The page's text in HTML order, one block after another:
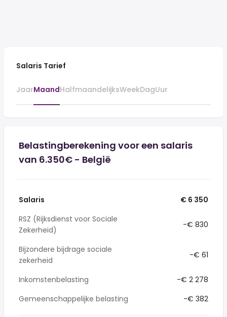
Salaris Tarief
JaarMaandHalfmaandelijksWeekDagUur
Belastingberekening voor een salaris
van 6.350€ - België
Salaris
€ 6 350
RSZ (Rijksdienst voor Sociale
Zekerheid)
-€ 830
Bijzondere bijdrage sociale
zekerheid
-€ 61
Inkomstenbelasting
-€ 2 278
Gemeenschappelijke belasting
-€ 382